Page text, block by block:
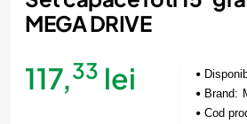
MEGA DRIVE
117,33 lei
Brand:
Cod